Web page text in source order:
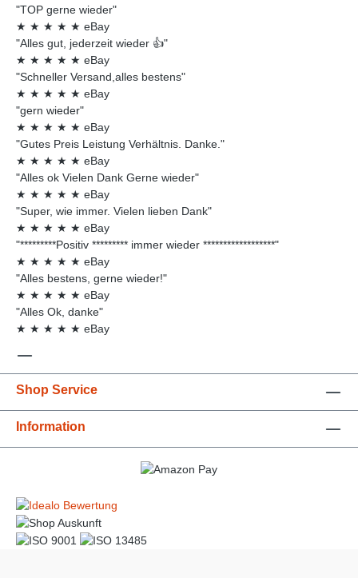
"TOP gerne wieder"
★ ★ ★ ★ ★ eBay
"Alles gut, jederzeit wieder 👍"
★ ★ ★ ★ ★ eBay
"Schneller Versand,alles bestens"
★ ★ ★ ★ ★ eBay
"gern wieder"
★ ★ ★ ★ ★ eBay
"Gutes Preis Leistung Verhältnis. Danke."
★ ★ ★ ★ ★ eBay
"Alles ok Vielen Dank Gerne wieder"
★ ★ ★ ★ ★ eBay
"Super, wie immer. Vielen lieben Dank"
★ ★ ★ ★ ★ eBay
"*********Positiv ********* immer wieder ******************"
★ ★ ★ ★ ★ eBay
"Alles bestens, gerne wieder!"
★ ★ ★ ★ ★ eBay
"Alles Ok, danke"
★ ★ ★ ★ ★ eBay
Shop Service
Information